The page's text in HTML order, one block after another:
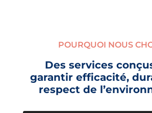
POURQUOI NOUS
Des services
garantir efficacité,
respect de